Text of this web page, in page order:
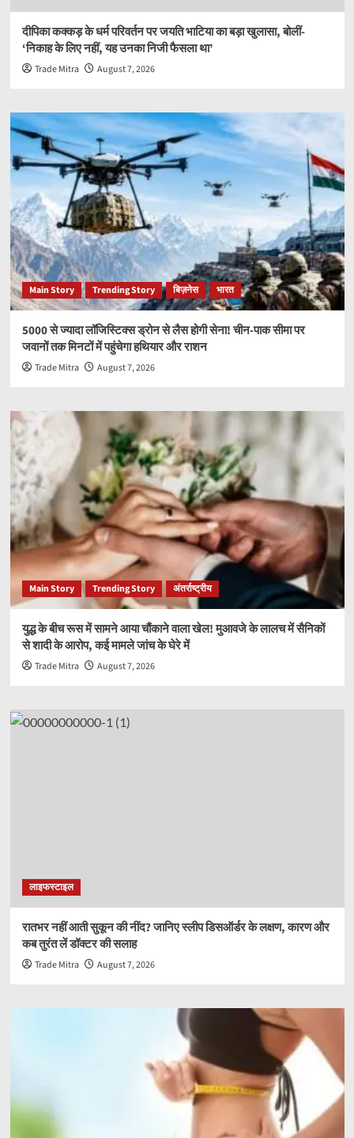
दीपिका कक्कड़ के धर्म परिवर्तन पर जयति भाटिया का बड़ा खुलासा, बोलीं-
‘निकाह के लिए नहीं, यह उनका निजी फैसला था’
Trade Mitra August 7, 2026
Main Story Trending Story बिज़नेस भारत
5000 से ज्यादा लॉजिस्टिक्स ड्रोन से लैस होगी सेना! चीन-पाक सीमा पर
जवानों तक मिनटों में पहुंचेगा हथियार और राशन
Trade Mitra August 7, 2026
Main Story Trending Story अंतर्राष्ट्रीय
युद्ध के बीच रूस में सामने आया चौंकाने वाला खेल! मुआवजे के लालच में सैनिकों
से शादी के आरोप, कई मामले जांच के घेरे में
Trade Mitra August 7, 2026
लाइफस्टाइल
रातभर नहीं आती सुकून की नींद? जानिए स्लीप डिसऑर्डर के लक्षण, कारण और
कब तुरंत लें डॉक्टर की सलाह
Trade Mitra August 7, 2026